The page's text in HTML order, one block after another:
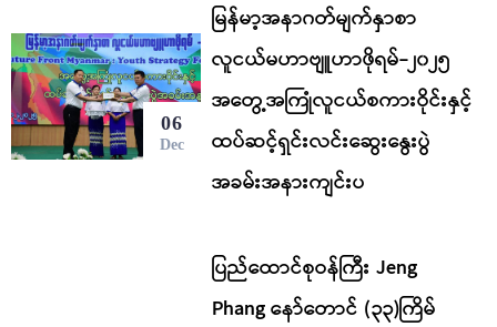
06
Dec
မြန်မာ့အနာဂတ်မျက်နှာစာ
လူငယ်မဟာဗျူဟာဖိုရမ်-၂၀၂၅
အတွေ့အကြုံလူငယ်စကားဝိုင်းနှင့်
ထပ်ဆင့်ရှင်းလင်းဆွေးနွေးပွဲ
အခမ်းအနားကျင်းပ
ပြည်ထောင်စုဝန်ကြီး Jeng
Phang နော်တောင် (၃၃)ကြိမ်